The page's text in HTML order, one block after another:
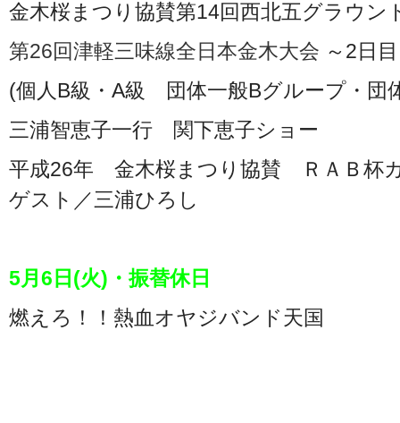
金木桜まつり協賛第14回西北五グラウン
第26回津軽三味線全日本金木大会 ～2日
(個人B級・A級 団体一般Bグループ・団
三浦智恵子一行 関下恵子ショー
平成26年 金木桜まつり協賛 ＲＡＢ
ゲスト／三浦ひろし
5月6日(火)・振替休日
燃えろ！！熱血オヤジバンド天国